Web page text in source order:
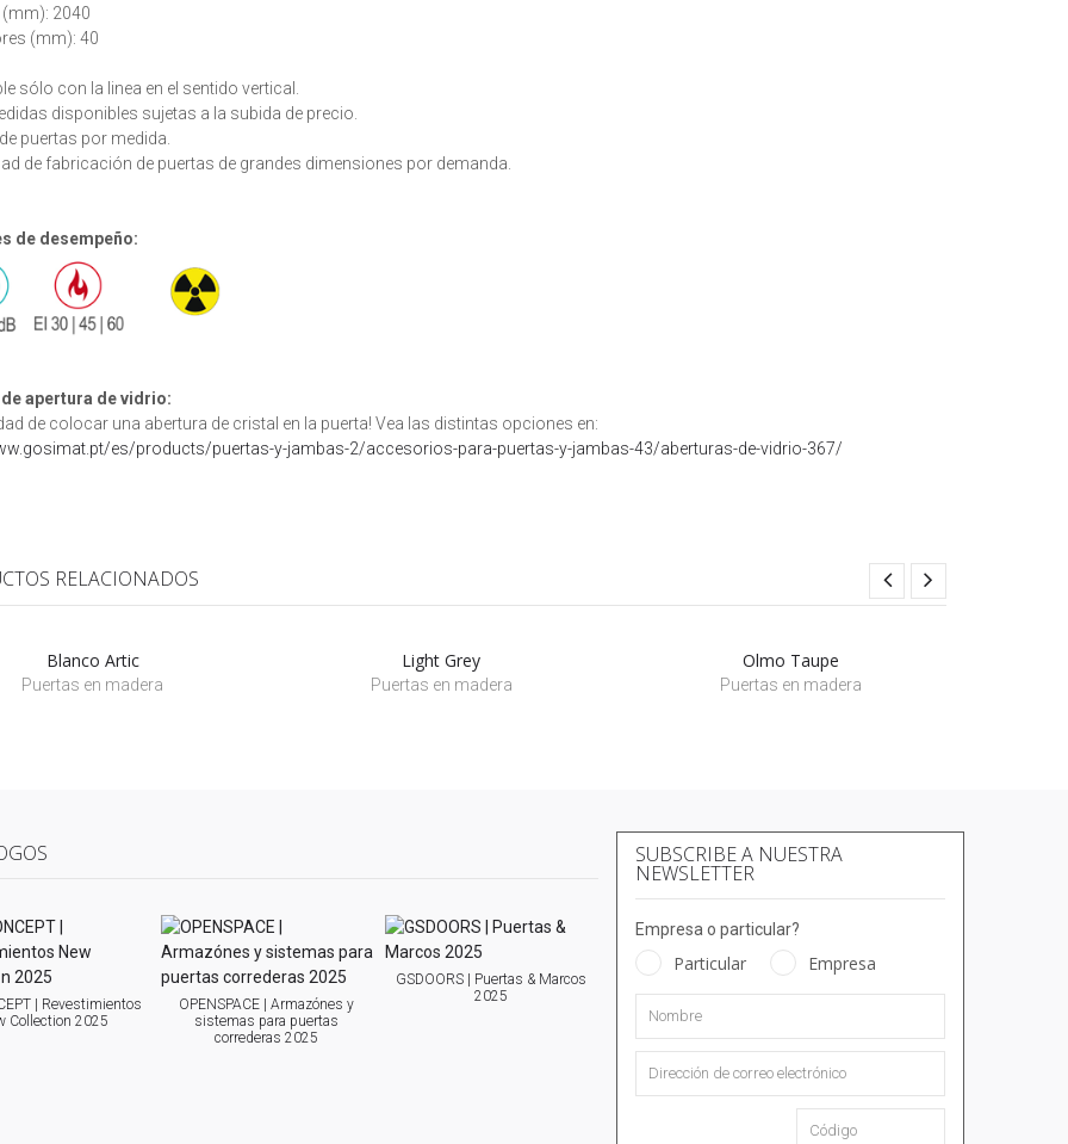
2040
(mm): 40
sólo con la linea en el sentido vertical.
disponibles sujetas a la subida de precio.
puertas por medida.
de fabricación de puertas de grandes dimensiones por demanda.
de desempeño:
de apertura de vidrio:
de colocar una abertura de cristal en la puerta! Vea las distintas opciones en:
es/products/puertas-y-jambas-2/accesorios-para-puertas-y-jambas-43/aberturas-de-vidrio-367/
RELACIONADOS
Blanco Artic
Puertas en madera
Light Grey
Puertas en madera
Olmo Taupe
Puertas en madera
| Revestimientos
Collection 2025
OPENSPACE | Armazónes y
sistemas para puertas
correderas 2025
GSDOORS | Puertas & Marcos
2025
SUBSCRIBE A NUESTRA
NEWSLETTER
Empresa o particular?
Particular Empresa